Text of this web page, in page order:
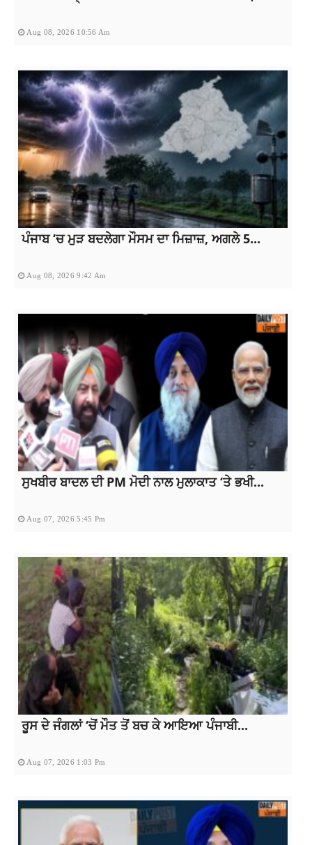
Aug 08, 2026 10:56 Am
ਪੰਜਾਬ ‘ਚ ਮੁੜ ਬਦਲੇਗਾ ਮੌਸਮ ਦਾ ਮਿਜ਼ਾਜ਼, ਅਗਲੇ 5...
Aug 08, 2026 9:42 Am
ਸੁਖਬੀਰ ਬਾਦਲ ਦੀ PM ਮੋਦੀ ਨਾਲ ਮੁਲਾਕਾਤ ‘ਤੇ ਭਖੀ...
Aug 07, 2026 5:45 Pm
ਰੂਸ ਦੇ ਜੰਗਲਾਂ ‘ਚੋਂ ਮੌਤ ਤੋਂ ਬਚ ਕੇ ਆਇਆ ਪੰਜਾਬੀ...
Aug 07, 2026 1:03 Pm